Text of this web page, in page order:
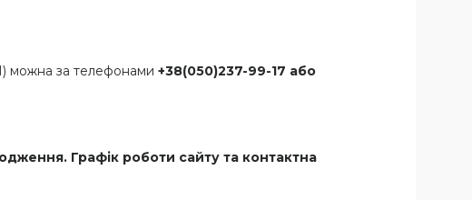
можна за телефонами +38(050)237-99-17 або
Графік роботи сайту та контактна